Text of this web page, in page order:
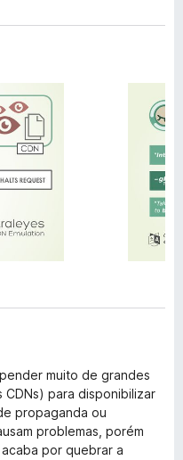
muito de grandes
para disponibilizar
propaganda ou
problemas, porém
por quebrar a